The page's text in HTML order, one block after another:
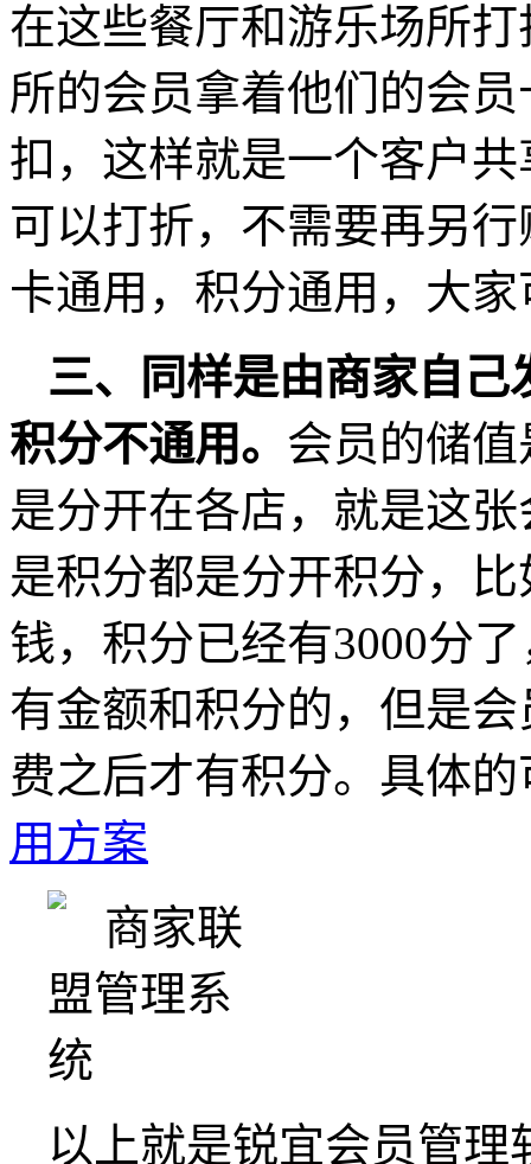
在这些餐厅和游乐场所
所的会员拿着他们的会
扣，这样就是一个客户
可以打折，不需要再另
卡通用，积分通用，大
三、同样是由商家自
积分不通用。 会员的储
是分开在各店，就是这
是积分都是分开积分，
钱，积分已经有3000分
有金额和积分的，但是
费之后才有积分。具体
用方案
以上就是锐宜会员管